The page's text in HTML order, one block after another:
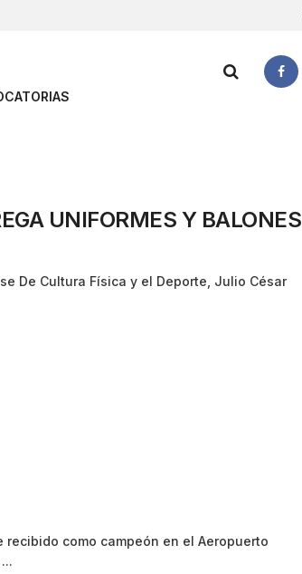
UNIFORMES Y BALONES
De Cultura Física y el Deporte, Julio César
como campeón en el Aeropuerto